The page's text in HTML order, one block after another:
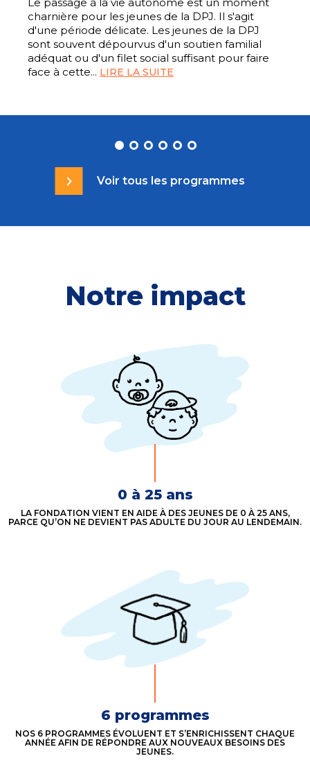
Voir tous les programmes
Le passage à la vie autonome est un moment
charnière pour les jeunes de la DPJ. Il s'agit
d'une période délicate. Les jeunes de la DPJ
sont souvent dépourvus d'un soutien familial
adéquat ou d'un filet social suffisant pour faire
face à cette... LIRE LA SUITE
Notre impact
0 à 25 ans
LA FONDATION VIENT EN AIDE À DES JEUNES DE 0 À 25 ANS,
PARCE QU’ON NE DEVIENT PAS ADULTE DU JOUR AU LENDEMAIN.
6 programmes
NOS 6 PROGRAMMES ÉVOLUENT ET S’ENRICHISSENT CHAQUE
ANNÉE AFIN DE RÉPONDRE AUX NOUVEAUX BESOINS DES
JEUNES.